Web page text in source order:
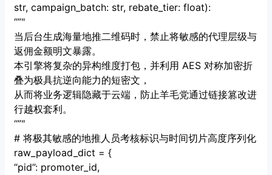
str, campaign_batch: str, rebate_tier: float):
“”"
当后台生成海量地推二维码时，禁止将敏感的代理层级与
返佣金额明文暴露。
本引擎将复杂的异构维度打包，并利用 AES 对称加密折
叠为极具抗逆向能力的短密文，
从而将业务逻辑隐藏于云端，防止羊毛党通过链接篡改进
行越权套利。
“”"
# 将极其敏感的地推人员考核标识与时间切片高度序列化
raw_payload_dict = {
“pid”: promoter_id,